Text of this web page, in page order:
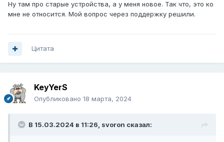
Ну там про старые устройства, а у меня новое. Так что, это ко
мне не относится. Мой вопрос через поддержку решили.
Цитата
KeyYerS
Опубликовано 18 марта, 2024
В 15.03.2024 в 11:26, svoron сказал: